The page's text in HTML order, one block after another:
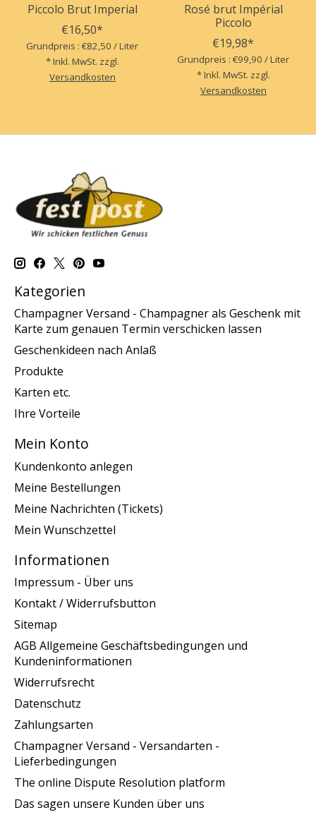
Piccolo Brut Imperial
€16,50*
Grundpreis : €82,50 / Liter
* Inkl. MwSt. zzgl.
Versandkosten
Rosé brut Impérial
Piccolo
€19,98*
Grundpreis : €99,90 / Liter
* Inkl. MwSt. zzgl.
Versandkosten
Kategorien
Champagner Versand - Champagner als Geschenk mit
Karte zum genauen Termin verschicken lassen
Geschenkideen nach Anlaß
Produkte
Karten etc.
Ihre Vorteile
Mein Konto
Kundenkonto anlegen
Meine Bestellungen
Meine Nachrichten (Tickets)
Mein Wunschzettel
Informationen
Impressum - Über uns
Kontakt / Widerrufsbutton
Sitemap
AGB Allgemeine Geschäftsbedingungen und
Kundeninformationen
Widerrufsrecht
Datenschutz
Zahlungsarten
Champagner Versand - Versandarten -
Lieferbedingungen
The online Dispute Resolution platform
Das sagen unsere Kunden über uns